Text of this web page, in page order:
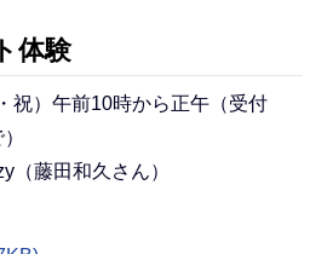
体験
祝）午前10時から正午（受付
藤田和久さん）